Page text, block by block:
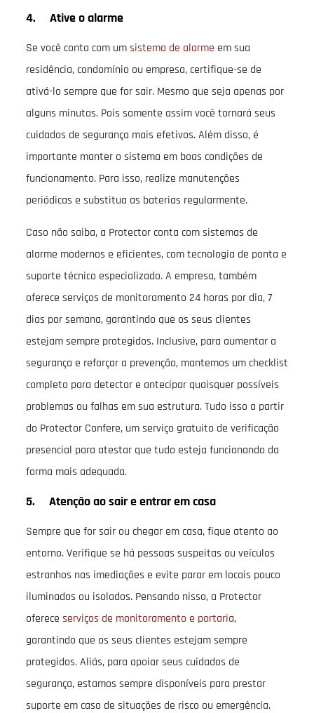
4. Ative o alarme
Se você conta com um sistema de alarme em sua
residência, condomínio ou empresa, certifique-se de
ativá-lo sempre que for sair. Mesmo que seja apenas por
alguns minutos. Pois somente assim você tornará seus
cuidados de segurança mais efetivos. Além disso, é
importante manter o sistema em boas condições de
funcionamento. Para isso, realize manutenções
periódicas e substitua as baterias regularmente.
Caso não saiba, a Protector conta com sistemas de
alarme modernos e eficientes, com tecnologia de ponta e
suporte técnico especializado. A empresa, também
oferece serviços de monitoramento 24 horas por dia, 7
dias por semana, garantindo que os seus clientes
estejam sempre protegidos. Inclusive, para aumentar a
segurança e reforçar a prevenção, mantemos um checklist
completo para detectar e antecipar quaisquer possíveis
problemas ou falhas em sua estrutura. Tudo isso a partir
do Protector Confere, um serviço gratuito de verificação
presencial para atestar que tudo esteja funcionando da
forma mais adequada.
5. Atenção ao sair e entrar em casa
Sempre que for sair ou chegar em casa, fique atento ao
entorno. Verifique se há pessoas suspeitas ou veículos
estranhos nas imediações e evite parar em locais pouco
iluminados ou isolados. Pensando nisso, a Protector
oferece serviços de monitoramento e portaria,
garantindo que os seus clientes estejam sempre
protegidos. Aliás, para apoiar seus cuidados de
segurança, estamos sempre disponíveis para prestar
suporte em caso de situações de risco ou emergência.